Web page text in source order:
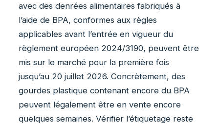
avec des denrées alimentaires fabriqués à
l’aide de BPA, conformes aux règles
applicables avant l’entrée en vigueur du
règlement européen 2024/3190, peuvent être
mis sur le marché pour la première fois
jusqu’au 20 juillet 2026. Concrètement, des
gourdes plastique contenant encore du BPA
peuvent légalement être en vente encore
quelques semaines. Vérifier l’étiquetage reste